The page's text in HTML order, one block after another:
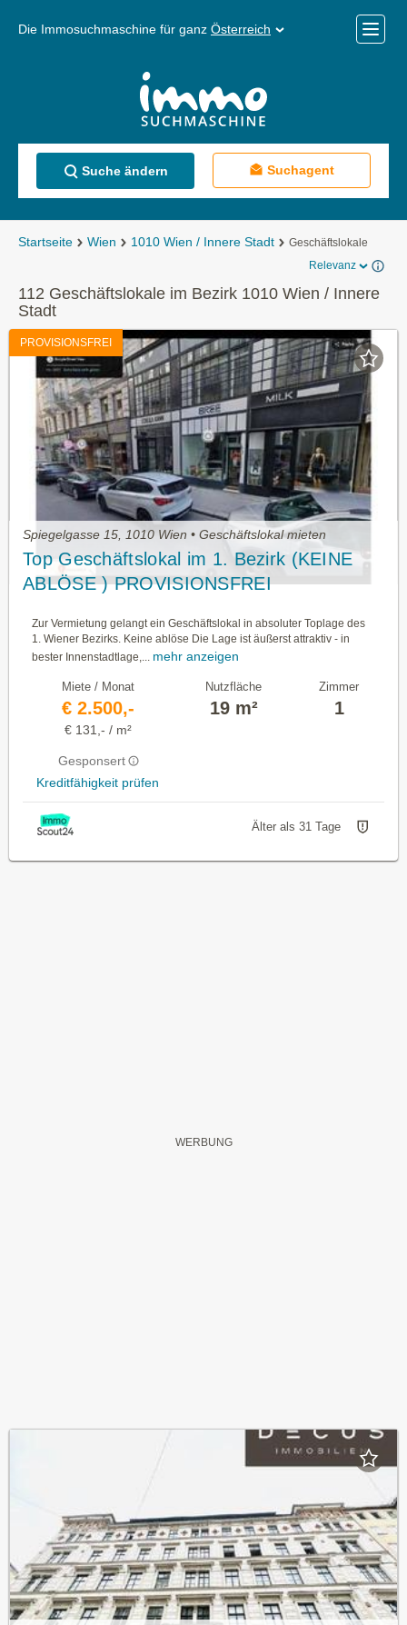
Die Immosuchmaschine für ganz Österreich
Menü
Suche ändern Suchagent
Startseite Wien 1010 Wien / Innere Stadt
Geschäftslokale
Relevanz
112 Geschäftslokale im Bezirk 1010 Wien / Innere
Stadt
PROVISIONSFREI
Spiegelgasse 15, 1010 Wien • Geschäftslokal mieten
Top Geschäftslokal im 1. Bezirk (KEINE
ABLÖSE ) PROVISIONSFREI
Zur Vermietung gelangt ein Geschäftslokal in absoluter Toplage des
1. Wiener Bezirks. Keine ablöse Die Lage ist äußerst attraktiv - in
bester Innenstadtlage,...
mehr anzeigen
Miete / Monat
€ 2.500,-
€ 131,- / m²
Gesponsert
Kreditfähigkeit prüfen
Nutzfläche
19 m²
Zimmer
1
Älter als 31 Tage